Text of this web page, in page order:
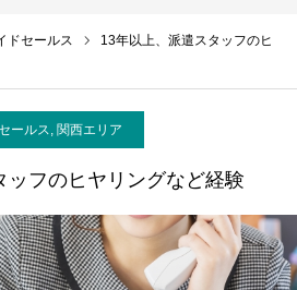
ドセールス
13年以上、派遣スタッフのヒ
ールス, 関西エリア
ッフのヒヤリングなど経験